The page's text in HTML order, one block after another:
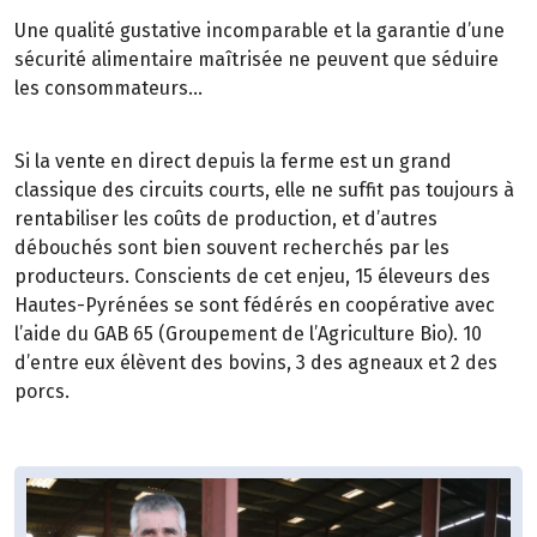
Une qualité gustative incomparable et la garantie d’une
sécurité alimentaire maîtrisée ne peuvent que séduire
les consommateurs…
Si la vente en direct depuis la ferme est un grand
classique des circuits courts, elle ne suffit pas toujours à
rentabiliser les coûts de production, et d’autres
débouchés sont bien souvent recherchés par les
producteurs. Conscients de cet enjeu, 15 éleveurs des
Hautes-Pyrénées se sont fédérés en coopérative avec
l’aide du GAB 65 (Groupement de l’Agriculture Bio). 10
d’entre eux élèvent des bovins, 3 des agneaux et 2 des
porcs.